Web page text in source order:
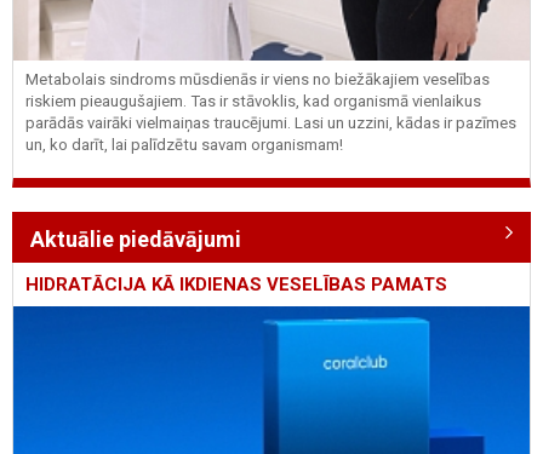
Metabolais sindroms mūsdienās ir viens no biežākajiem veselības
riskiem pieaugušajiem. Tas ir stāvoklis, kad organismā vienlaikus
parādās vairāki vielmaiņas traucējumi. Lasi un uzzini, kādas ir pazīmes
un, ko darīt, lai palīdzētu savam organismam!
Aktuālie piedāvājumi
HIDRATĀCIJA KĀ IKDIENAS VESELĪBAS PAMATS